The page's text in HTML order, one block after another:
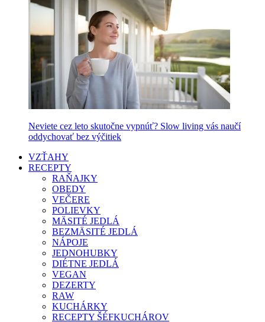
Neviete cez leto skutočne vypnúť? Slow living vás naučí
oddychovať bez výčitiek
VZŤAHY
RECEPTY
RAŇAJKY
OBEDY
VEČERE
POLIEVKY
MÄSITÉ JEDLÁ
BEZMÄSITÉ JEDLÁ
NÁPOJE
JEDNOHUBKY
DIÉTNE JEDLÁ
VEGAN
DEZERTY
RAW
KUCHÁRKY
RECEPTY ŠÉFKUCHÁROV